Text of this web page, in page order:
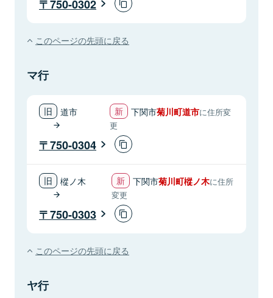
750-0302
このページの先頭に戻る
マ行
道市 下関市菊川町道市に住所変
更
750-0304
樅ノ木 下関市菊川町樅ノ木に住所
変更
750-0303
このページの先頭に戻る
ヤ行